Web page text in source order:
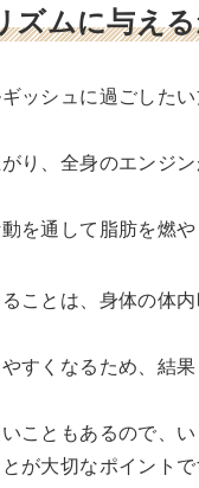
ズムに与え
ッシュに過ごしたい
り、全身のエンジン
を通して脂肪を燃
ことは、身体の体
すくなるため、結
こともあるので、
が大切なポイントで